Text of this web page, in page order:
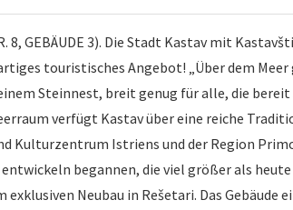
8, GEBÄUDE 3). Die Stadt Kastav mit
touristisches Angebot! „Über dem Meer
Steinnest, breit genug für alle, die bereit
verfügt Kastav über eine reiche
Kulturzentrum Istriens und der Region
begannen, die viel größer als
Neubau in Rešetari. Das Gebäude